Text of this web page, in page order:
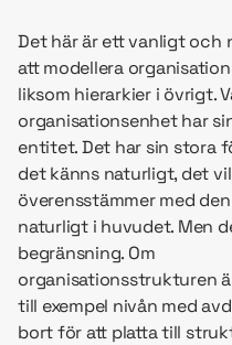
Det här är ett vanligt och
att modellera
liksom hierarkier i övrigt.
organisationsenhet har
entitet. Det har sin stora
det känns naturligt, det
överensstämmer med
naturligt i huvudet. Men
begränsning. Om
organisationsstrukturen
till exempel nivån med
bort för att platta till